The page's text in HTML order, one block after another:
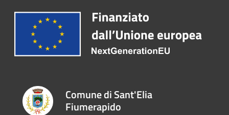
Comune di Sant'Elia
Fiumerapido